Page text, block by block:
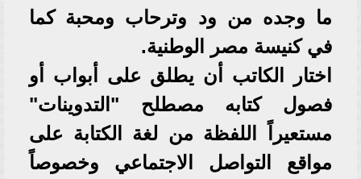
ما وجده من ود وترحاب ومحبة كما
في كنيسة مصر الوطنية.
اختار الكاتب أن يطلق على أبواب أو
فصول كتابه مصطلح "التدوينات"
مستعيراً اللفظة من لغة الكتابة على
مواقع التواصل الاجتماعي وخصوصاً